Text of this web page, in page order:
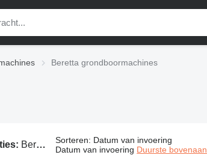
Beretta grondboormachines
Beretta grondboormachines Sorteren: Datum van invoering
Datum van invoering Duurste bovenaan